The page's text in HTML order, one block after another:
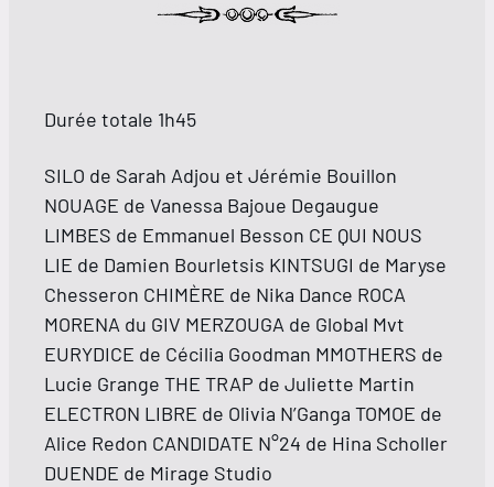
Durée totale 1h45
SILO de Sarah Adjou et Jérémie Bouillon
NOUAGE de Vanessa Bajoue Degaugue
LIMBES de Emmanuel Besson CE QUI NOUS
LIE de Damien Bourletsis KINTSUGI de Maryse
Chesseron CHIMÈRE de Nika Dance ROCA
MORENA du GIV MERZOUGA de Global Mvt
EURYDICE de Cécilia Goodman MMOTHERS de
Lucie Grange THE TRAP de Juliette Martin
ELECTRON LIBRE de Olivia N’Ganga TOMOE de
Alice Redon CANDIDATE N°24 de Hina Scholler
DUENDE de Mirage Studio